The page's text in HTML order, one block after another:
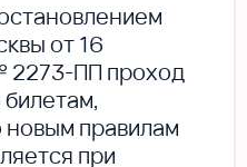
от 16
2273-ПП проход
правилам
при